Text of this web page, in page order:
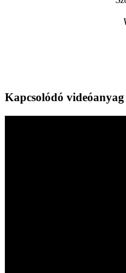
Kapcsolódó videóanyag